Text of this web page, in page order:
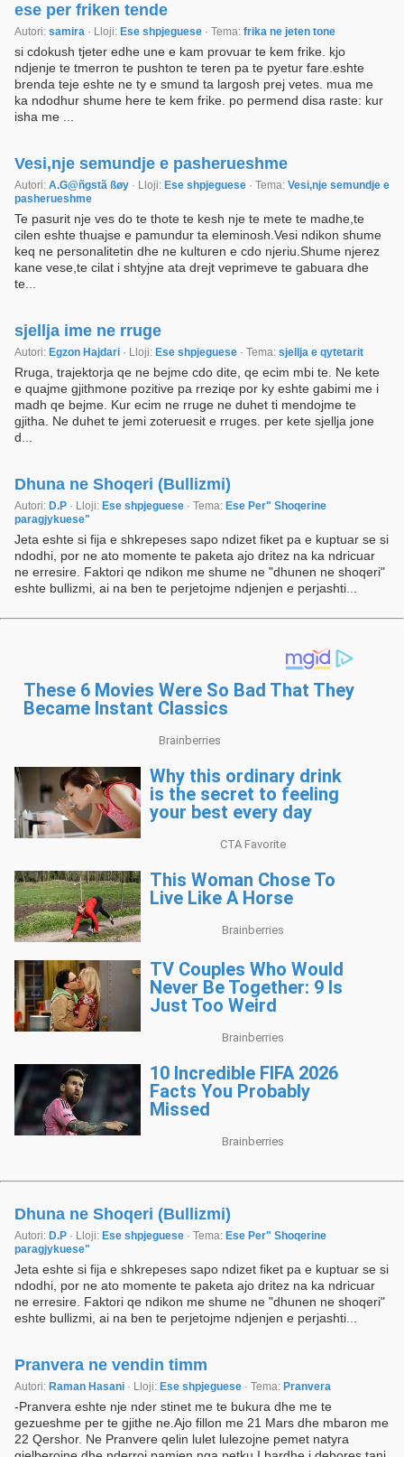
ese per friken tende
Autori: samira · Lloji: Ese shpjeguese · Tema: frika ne jeten tone
si cdokush tjeter edhe une e kam provuar te kem frike. kjo
ndjenje te tmerron te pushton te teren pa te pyetur fare.eshte
brenda teje eshte ne ty e smund ta largosh prej vetes. mua me
ka ndodhur shume here te kem frike. po permend disa raste: kur
isha me ...
Vesi,nje semundje e pasherueshme
Autori: A.G@ñgstã ßøy · Lloji: Ese shpjeguese · Tema: Vesi,nje semundje e
pasherueshme
Te pasurit nje ves do te thote te kesh nje te mete te madhe,te
cilen eshte thuajse e pamundur ta eleminosh.Vesi ndikon shume
keq ne personalitetin dhe ne kulturen e cdo njeriu.Shume njerez
kane vese,te cilat i shtyjne ata drejt veprimeve te gabuara dhe
te...
sjellja ime ne rruge
Autori: Egzon Hajdari · Lloji: Ese shpjeguese · Tema: sjellja e qytetarit
Rruga, trajektorja qe ne bejme cdo dite, qe ecim mbi te. Ne kete
e quajme gjithmone pozitive pa rreziqe por ky eshte gabimi me i
madh qe bejme. Kur ecim ne rruge ne duhet ti mendojme te
gjitha. Ne duhet te jemi zoteruesit e rruges. per kete sjellja jone
d...
Dhuna ne Shoqeri (Bullizmi)
Autori: D.P · Lloji: Ese shpjeguese · Tema: Ese Per" Shoqerine
paragjykuese"
Jeta eshte si fija e shkrepeses sapo ndizet fiket pa e kuptuar se si
ndodhi, por ne ato momente te paketa ajo dritez na ka ndricuar
ne erresire. Faktori qe ndikon me shume ne "dhunen ne shoqeri"
eshte bullizmi, ai na ben te perjetojme ndjenjen e perjashti...
Dhuna ne Shoqeri (Bullizmi)
Autori: D.P · Lloji: Ese shpjeguese · Tema: Ese Per" Shoqerine
paragjykuese"
Jeta eshte si fija e shkrepeses sapo ndizet fiket pa e kuptuar se si
ndodhi, por ne ato momente te paketa ajo dritez na ka ndricuar
ne erresire. Faktori qe ndikon me shume ne "dhunen ne shoqeri"
eshte bullizmi, ai na ben te perjetojme ndjenjen e perjashti...
Pranvera ne vendin timm
Autori: Raman Hasani · Lloji: Ese shpjeguese · Tema: Pranvera
-Pranvera eshte nje nder stinet me te bukura dhe me te
gezueshme per te gjithe ne.Ajo fillon me 21 Mars dhe mbaron me
22 Qershor. Ne Pranvere qelin lulet lulezojne pemet natyra